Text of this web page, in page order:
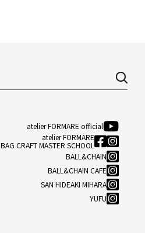
atelier FORMARE official
atelier FORMARE
BAG CRAFT MASTER SCHOOL
BALL&CHAIN
BALL&CHAIN CAFE
SAN HIDEAKI MIHARA
YUFU